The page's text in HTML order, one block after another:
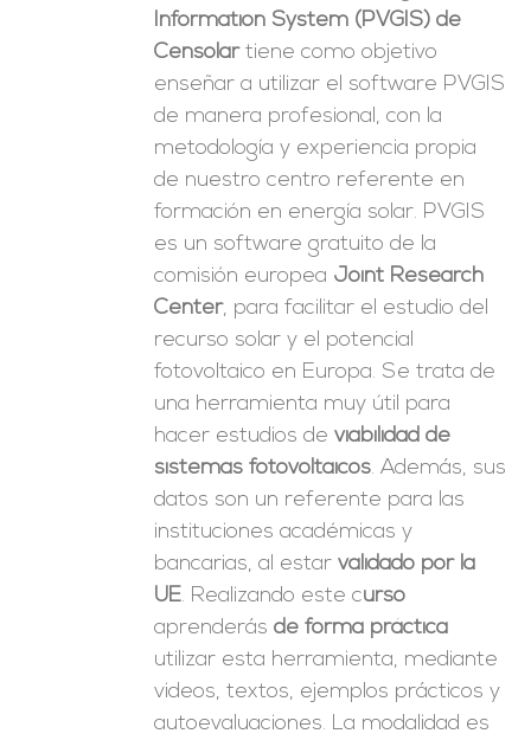
Information System (PVGIS) de
Censolartiene como objetivo
enseñar a utilizar el software PVGIS
de manera profesional, con la
metodología y experiencia propia
de nuestro centro referente en
formación en energía solar. PVGIS
es un software gratuito de la
comisión europea Joint Research
Center, para facilitar el estudio del
recurso solar y el potencial
fotovoltaico en Europa. Se trata de
una herramienta muy útil para
hacer estudios deviabilidad de
sistemas fotovoltaicos. Además, sus
datos son un referente para las
instituciones académicas y
bancarias, al estarvalidado por la
UE. Realizando este curso
aprenderásde forma práctica
utilizar esta herramienta, mediante
videos, textos, ejemplos prácticos y
autoevaluaciones. La modalidad es